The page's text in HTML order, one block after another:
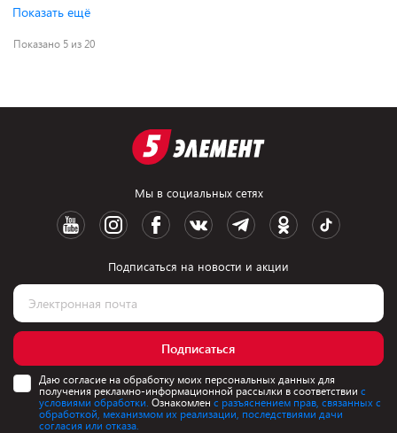
Показать ещё
Показано 5 из 20
Мы в социальных сетях
Подписаться на новости и акции
Подписаться
Даю согласие на обработку моих персональных данных для
получения рекламно-информационной рассылки в соответствии с
условиями обработки. Ознакомлен с разъяснением прав, связанных с
обработкой, механизмом их реализации, последствиями дачи
согласия или отказа.